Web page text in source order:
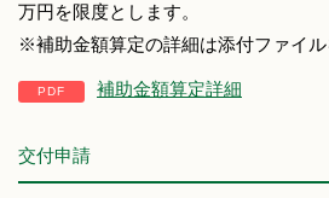
万円を限度とします。
※補助金額算定の詳細は添付ファイル
補助金額算定詳細
交付申請